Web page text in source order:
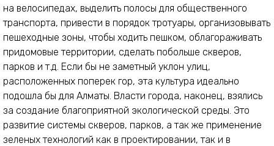
на велосипедах, выделить полосы для общественного
транспорта, привести в порядок тротуары, организовывать
пешеходные зоны, чтобы ходить пешком, облагораживать
придомовые территории, сделать побольше скверов,
парков и т.д. Если бы не заметный уклон улиц,
расположенных поперек гор, эта культура идеально
подошла бы для Алматы. Власти города, наконец, взялись
за создание благоприятной экологической среды. Это
развитие системы скверов, парков, а так же применение
зеленых технологий как в проектировании, так и в